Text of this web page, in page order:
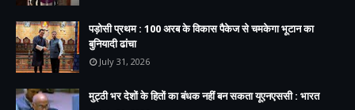
पड़ोसी प्रथम : 100 अरब के विकास पैकेज से चमकेगा भूटान का
बुनियादी ढांचा
July 31, 2026
मुट्ठी भर देशों के हितों का बंधक नहीं बन सकता यूएनएससी : भारत